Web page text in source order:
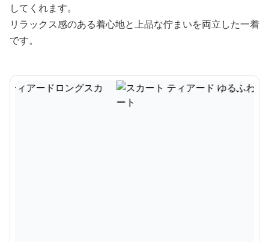
してくれます。
リラックス感のある着心地と上品な佇まいを両立した一着
です。